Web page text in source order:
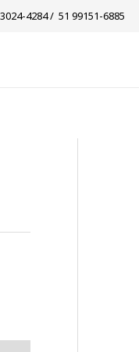
4284 / ​ 51 99151-6885